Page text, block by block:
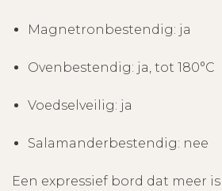
Magnetronbestendig: ja
Ovenbestendig: ja, tot 180°C
Voedselveilig: ja
Salamanderbestendig: nee
Een expressief bord dat meer